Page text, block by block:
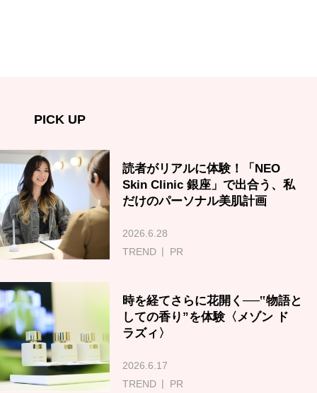
PICK UP
読者がリアルに体験！「NEO
Skin Clinic 銀座」で出合う、私
だけのパーソナル美肌計画
2026.6.28
TREND
PR
時を経てさらに花開く──‟物語と
しての香り”を体験〈メゾン ド
ラズィ〉
2026.6.17
TREND
PR